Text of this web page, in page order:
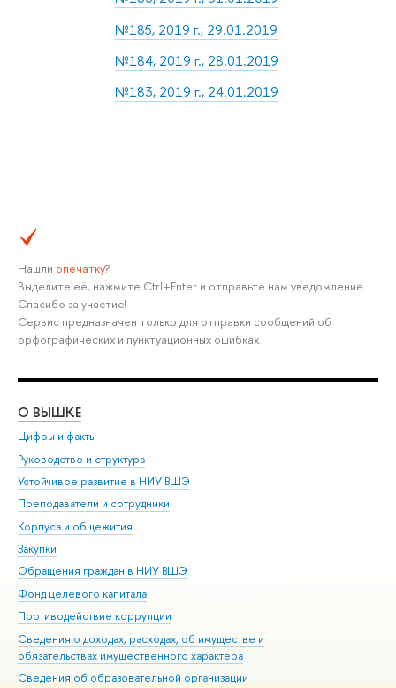
№185, 2019 г., 29.01.2019
№184, 2019 г., 28.01.2019
№183, 2019 г., 24.01.2019
Нашли опечатку?
Выделите её, нажмите Ctrl+Enter и отправьте нам уведомление.
Спасибо за участие!
Сервис предназначен только для отправки сообщений об
орфографических и пунктуационных ошибках.
О ВЫШКЕ
Цифры и факты
Руководство и структура
Устойчивое развитие в НИУ ВШЭ
Преподаватели и сотрудники
Корпуса и общежития
Закупки
Обращения граждан в НИУ ВШЭ
Фонд целевого капитала
Противодействие коррупции
Сведения о доходах, расходах, об имуществе и
обязательствах имущественного характера
Сведения об образовательной организации